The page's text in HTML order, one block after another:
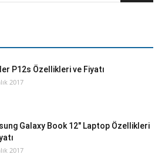
P12s Özellikleri ve Fiyatı
2017
Galaxy Book 12″ Laptop Özellikleri
2017